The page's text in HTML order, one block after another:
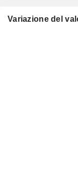
Variazione del